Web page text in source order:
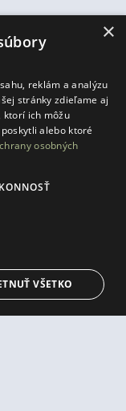
×
reklám a analýzu
stránky zdieľame aj
ktorí ich môžu
alebo ktoré
osobných
VŠETKO